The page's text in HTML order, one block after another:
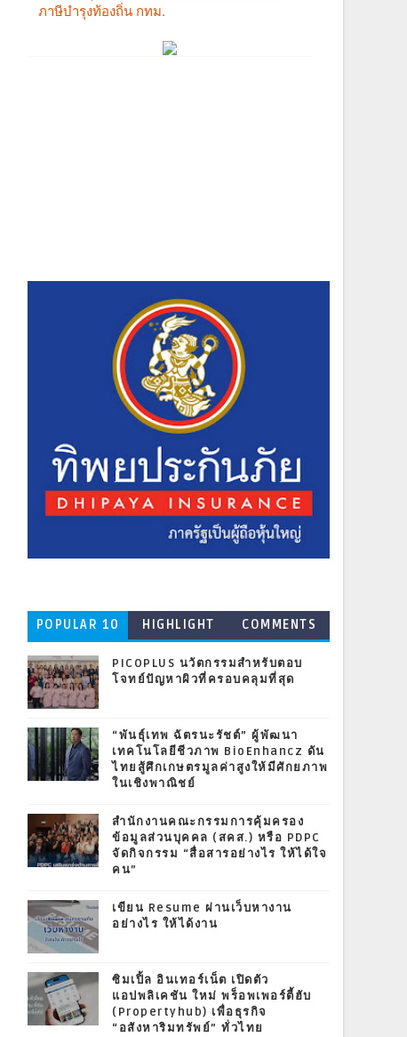
POPULAR 10 HIGHLIGHT COMMENTS
PICOPLUS นวัตกรรมสำหรับตอบ
โจทย์ปัญหาผิวที่ครอบคลุมที่สุด
“พันธุ์เทพ ฉัตรนะรัชต์” ผู้พัฒนา
เทคโนโลยีชีวภาพ BioEnhancz ดัน
ไทยสู้ศึกเกษตรมูลค่าสูงให้มีศักยภาพ
ในเชิงพาณิชย์
สำนักงานคณะกรรมการคุ้มครอง
ข้อมูลส่วนบุคคล (สคส.) หรือ PDPC
จัดกิจกรรม “สื่อสารอย่างไร ให้ได้ใจ
คน”
เขียน Resume ผ่านเว็บหางาน
อย่างไร ให้ได้งาน
ซิมเปิ้ล อินเทอร์เน็ต เปิดตัว
แอปพลิเคชัน ใหม่ พร็อพเพอร์ตี้ฮับ
(Propertyhub) เพื่อธุรกิจ
“อสังหาริมทรัพย์” ทั่วไทย